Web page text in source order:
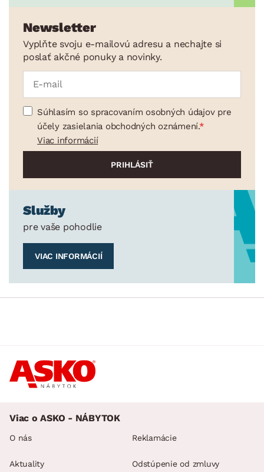
Newsletter
Vyplňte svoju e-mailovú adresu a nechajte si
poslať akčné ponuky a novinky.
Súhlasím so spracovaním osobných údajov pre
účely zasielania obchodných oznámení.
Viac informácií
Služby
pre vaše pohodlie
VIAC INFORMÁCIÍ
Viac o ASKO - NÁBYTOK
O nás
Aktuality
Reklamácie
Odstúpenie od zmluvy